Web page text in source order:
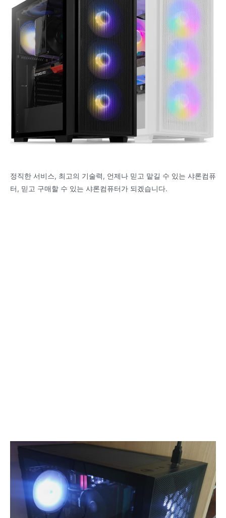
정직한 서비스, 최고의 기술력, 언제나 믿고 맡길 수 있는 샤론컴퓨
터, 믿고 구매할 수 있는 샤론컴퓨터가 되겠습니다.